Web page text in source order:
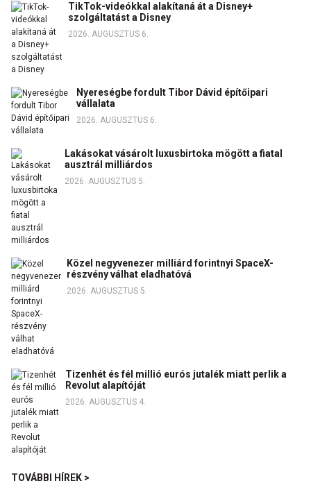
TikTok-videókkal alakítaná át a Disney+
szolgáltatást a Disney
2026. AUGUSZTUS 6.
Nyereségbe fordult Tibor Dávid építőipari
vállalata
2026. AUGUSZTUS 6.
Lakásokat vásárolt luxusbirtoka mögött a fiatal
ausztrál milliárdos
2026. AUGUSZTUS 5.
Közel negyvenezer milliárd forintnyi SpaceX-
részvény válhat eladhatóvá
2026. AUGUSZTUS 5.
Tizenhét és fél millió eurós jutalék miatt perlik a
Revolut alapítóját
2026. AUGUSZTUS 4.
TOVÁBBI HÍREK >